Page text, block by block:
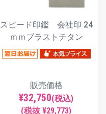
スピード印鑑 会社印 24
ｍｍブラストチタン
販売価格
¥32,750(税込)
(税抜 ¥29,773)